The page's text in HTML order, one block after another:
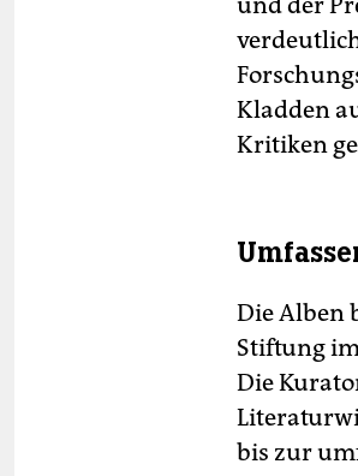
Kladden
Kritiken
Die Alben
Stiftung
Die
bis zur